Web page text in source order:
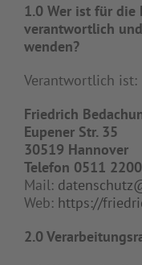
1.0 Wer ist für die
verantwortlich
wenden?
Verantwortlich ist:
Friedrich
Eupener Str. 35
30519 Hannover
Telefon 0511
Mail:
Web: https://
2.0